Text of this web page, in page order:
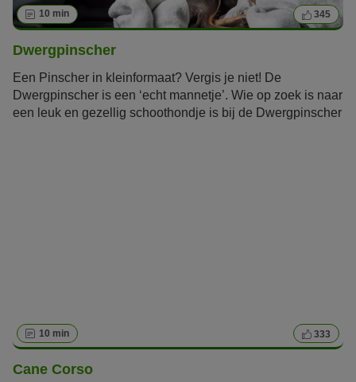
10 min 345
Dwergpinscher
Een Pinscher in kleinformaat? Vergis je niet! De
Dwergpinscher is een ‘echt mannetje’. Wie op zoek is naar
een leuk en gezellig schoothondje is bij de Dwergpinscher
10 min 333
Cane Corso